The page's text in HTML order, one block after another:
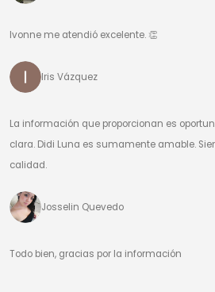
Ivonne me atendió excelente. 👏
Iris Vázquez
La información que proporcionan es
clara. Didi Luna es sumamente amable.
calidad.
Josselin Quevedo
Todo bien, gracias por la información